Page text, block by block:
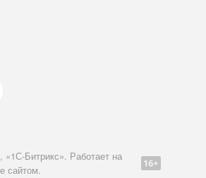
«1С-Битрикс». Работает на
сайтом.